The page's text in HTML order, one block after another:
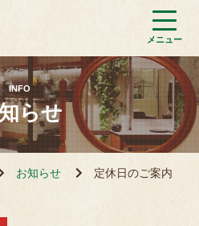
INFO
らせ
お知らせ 定休日のご案内